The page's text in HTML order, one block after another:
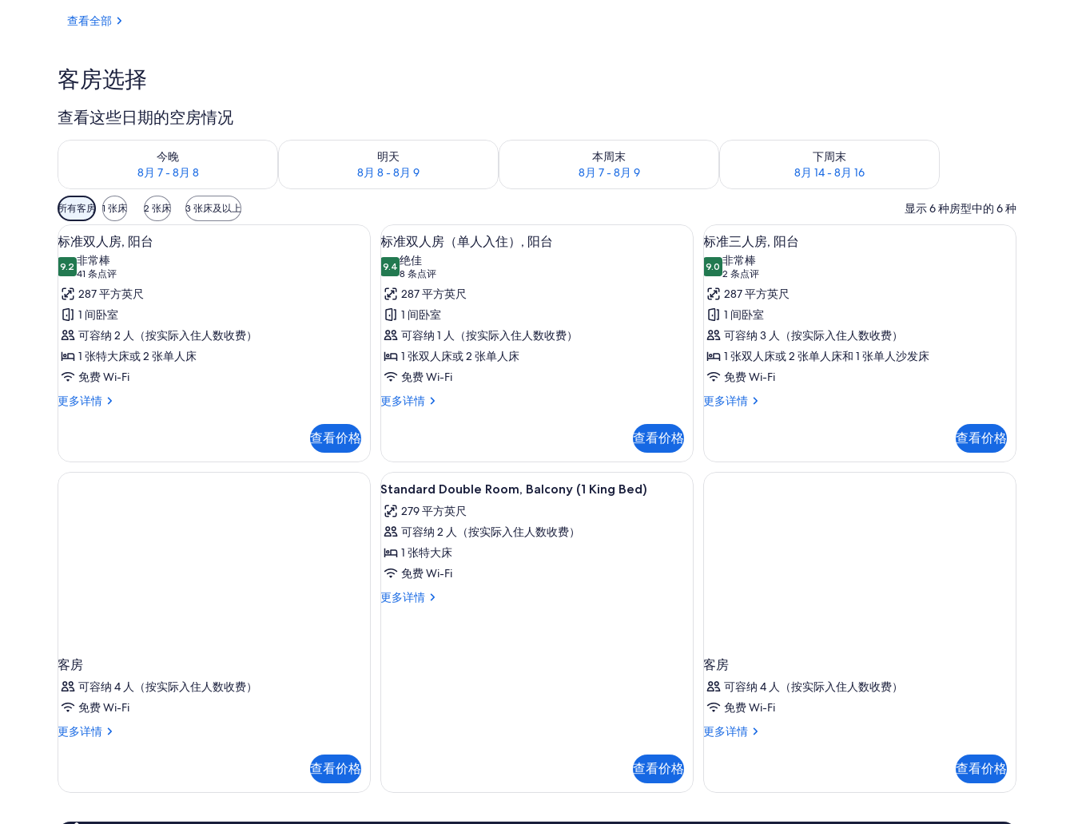
查看全部
客房选择
查看这些日期的空房情况
今晚
8月 7 - 8月 8
查看今晚的空房情况：8月 7 - 8月 8
明天
8月 8 - 8月 9
查看明天的空房情况：8月 8 - 8月 9
本周末
8月 7 - 8月 9
查看本周末的空房情况：8月 7 - 8月 9
下周末
8月 14 - 8月 16
查看下周末的空房情况：8月 14 - 8月 16
可
用
的
客
房
筛
选
条
件
所有客房 1 张床 2 张床 3 张床及以上 显示 6 种房型中的 6 种
显
示
标
准
双
人
房,
阳
台
有
照
高档床上用品、迷你吧、客房内保险箱、办公桌
6
标准双人房, 阳台
9.29.2 分，满分 10 分
非常棒
41 条点评
(41
条
点
评)
287 平方英尺
1 间卧室
可容纳 2 人（按实际入住人数收费）
1 张特大床或 2 张单人床
免费 Wi-Fi
更多详情
标
房,
阳
台
查看价格
显
示
标
准
双
人
房
（单
人
阳
台
的
所
有
照
32-英寸液晶电视 （配备卫星频道）、电视
5
标准双人房（单人入住）, 阳台
9.49.4 分，满分 10 分
绝佳
8 条点评
(8
条
点
评)
287 平方英尺
1 间卧室
可容纳 1 人（按实际入住人数收费）
1 张双人床或 2 张单人床
免费 Wi-Fi
更多详情
标
房
（单
人
住）,
阳
更
多
息
查看价格
显
示
标
准
三
人
房,
阳
台
有
照
标准三人房, 阳台 | 起居区 | 32-英寸液晶电视
5
标准三人房, 阳台
9.09.0 分，满分 10 分
非常棒
2 条点评
(2
条
点
评)
287 平方英尺
1 间卧室
可容纳 3 人（按实际入住人数收费）
1 张双人床或 2 张单人床和 1 张单人沙发床
免费 Wi-Fi
更多详情
标
房,
阳
台
查看价格
客房
可容纳 4 人（按实际入住人数收费）
免费 Wi-Fi
更多详情
客
信
查看价格
显
示
Standard
Double
Room,
Balcony
(1
高档床上用品、迷你吧、客房内保险箱、办公桌
3
Standard Double Room, Balcony (1 King Bed)
279 平方英尺
可容纳 2 人（按实际入住人数收费）
1 张特大床
免费 Wi-Fi
更多详情
Standard
查看价格
客房
可容纳 4 人（按实际入住人数收费）
免费 Wi-Fi
更多详情
客
信
查看价格